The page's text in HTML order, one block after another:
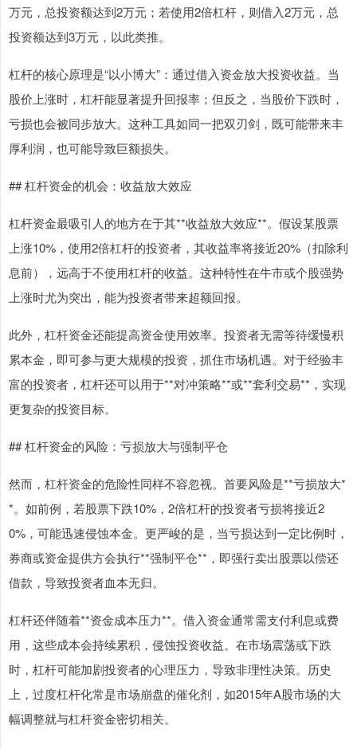
万元，总投资额达到2万元；若使用2倍杠杆，则借入2万元，总
投资额达到3万元，以此类推。
杠杆的核心原理是“以小博大”：通过借入资金放大投资收益。当
股价上涨时，杠杆能显著提升回报率；但反之，当股价下跌时，
亏损也会被同步放大。这种工具如同一把双刃剑，既可能带来丰
厚利润，也可能导致巨额损失。
## 杠杆资金的机会：收益放大效应
杠杆资金最吸引人的地方在于其**收益放大效应**。假设某股票
上涨10%，使用2倍杠杆的投资者，其收益率将接近20%（扣除利
息前），远高于不使用杠杆的收益。这种特性在牛市或个股强势
上涨时尤为突出，能为投资者带来超额回报。
此外，杠杆资金还能提高资金使用效率。投资者无需等待缓慢积
累本金，即可参与更大规模的投资，抓住市场机遇。对于经验丰
富的投资者，杠杆还可以用于**对冲策略**或**套利交易**，实现
更复杂的投资目标。
## 杠杆资金的风险：亏损放大与强制平仓
然而，杠杆资金的危险性同样不容忽视。首要风险是**亏损放大*
*。如前例，若股票下跌10%，2倍杠杆的投资者亏损将接近2
0%，可能迅速侵蚀本金。更严峻的是，当亏损达到一定比例时，
券商或资金提供方会执行**强制平仓**，即强行卖出股票以偿还
借款，导致投资者血本无归。
杠杆还伴随着**资金成本压力**。借入资金通常需支付利息或费
用，这些成本会持续累积，侵蚀投资收益。在市场震荡或下跌
时，杠杆可能加剧投资者的心理压力，导致非理性决策。历史
上，过度杠杆化常是市场崩盘的催化剂，如2015年A股市场的大
幅调整就与杠杆资金密切相关。